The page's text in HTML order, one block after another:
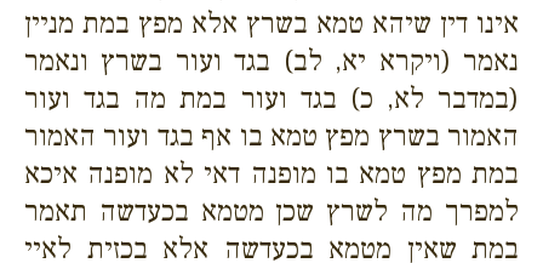
אינו דין שיהא טמא בשרץ אלא מפץ במת מניין
נאמר (ויקרא יא, לב) בגד ועור בשרץ ונאמר
(במדבר לא, כ) בגד ועור במת מה בגד ועור
האמור בשרץ מפץ טמא בו אף בגד ועור האמור
במת מפץ טמא בו מופנה דאי לא מופנה איכא
למפרך מה לשרץ שכן מטמא בכעדשה תאמר
במת שאין מטמא בכעדשה אלא בכזית לאיי